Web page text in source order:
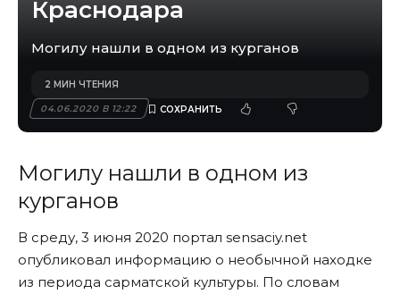
Краснодара
Могилу нашли в одном из курганов
04.06.2020 В 12:22
2 МИН ЧТЕНИЯ
Могилу нашли в одном из
курганов
В среду, 3 июня 2020 портал sensaciy.net
опубликовал информацию о необычной находке
из периода сарматской культуры. По словам